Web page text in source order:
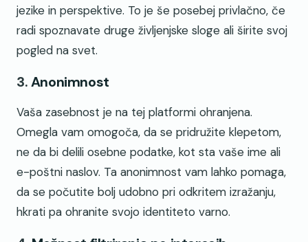
jezike in perspektive. To je še posebej privlačno, če
radi spoznavate druge življenjske sloge ali širite svoj
pogled na svet.
3.Anonimnost
Vaša zasebnost je na tej platformi ohranjena.
Omegla vam omogoča, da se pridružite klepetom,
ne da bi delili osebne podatke, kot sta vaše ime ali
e-poštni naslov. Ta anonimnost vam lahko pomaga,
da se počutite bolj udobno pri odkritem izražanju,
hkrati pa ohranite svojo identiteto varno.